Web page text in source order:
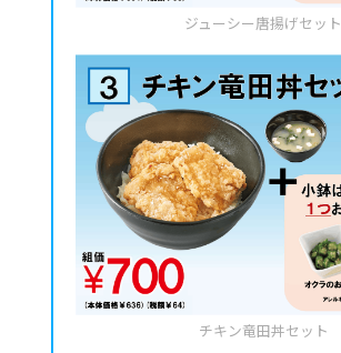
ジューシー唐揚げセット
チキン竜田丼セット